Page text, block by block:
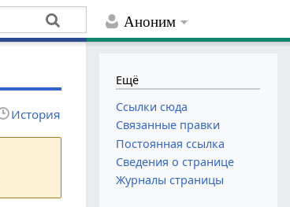
Аноним
История
Ещё
Ссылки сюда
Связанные правки
Постоянная ссылка
Сведения о странице
Журналы страницы